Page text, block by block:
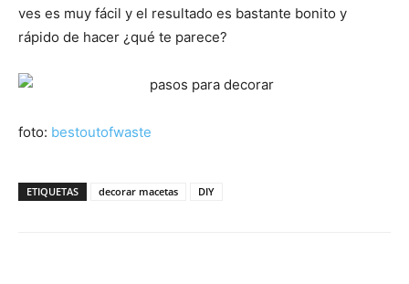
ves es muy fácil y el resultado es bastante bonito y
rápido de hacer ¿qué te parece?
foto: bestoutofwaste
ETIQUETAS decorar macetas DIY